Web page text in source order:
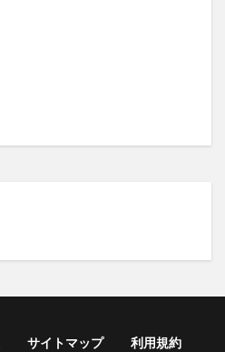
サイトマップ
利用規約